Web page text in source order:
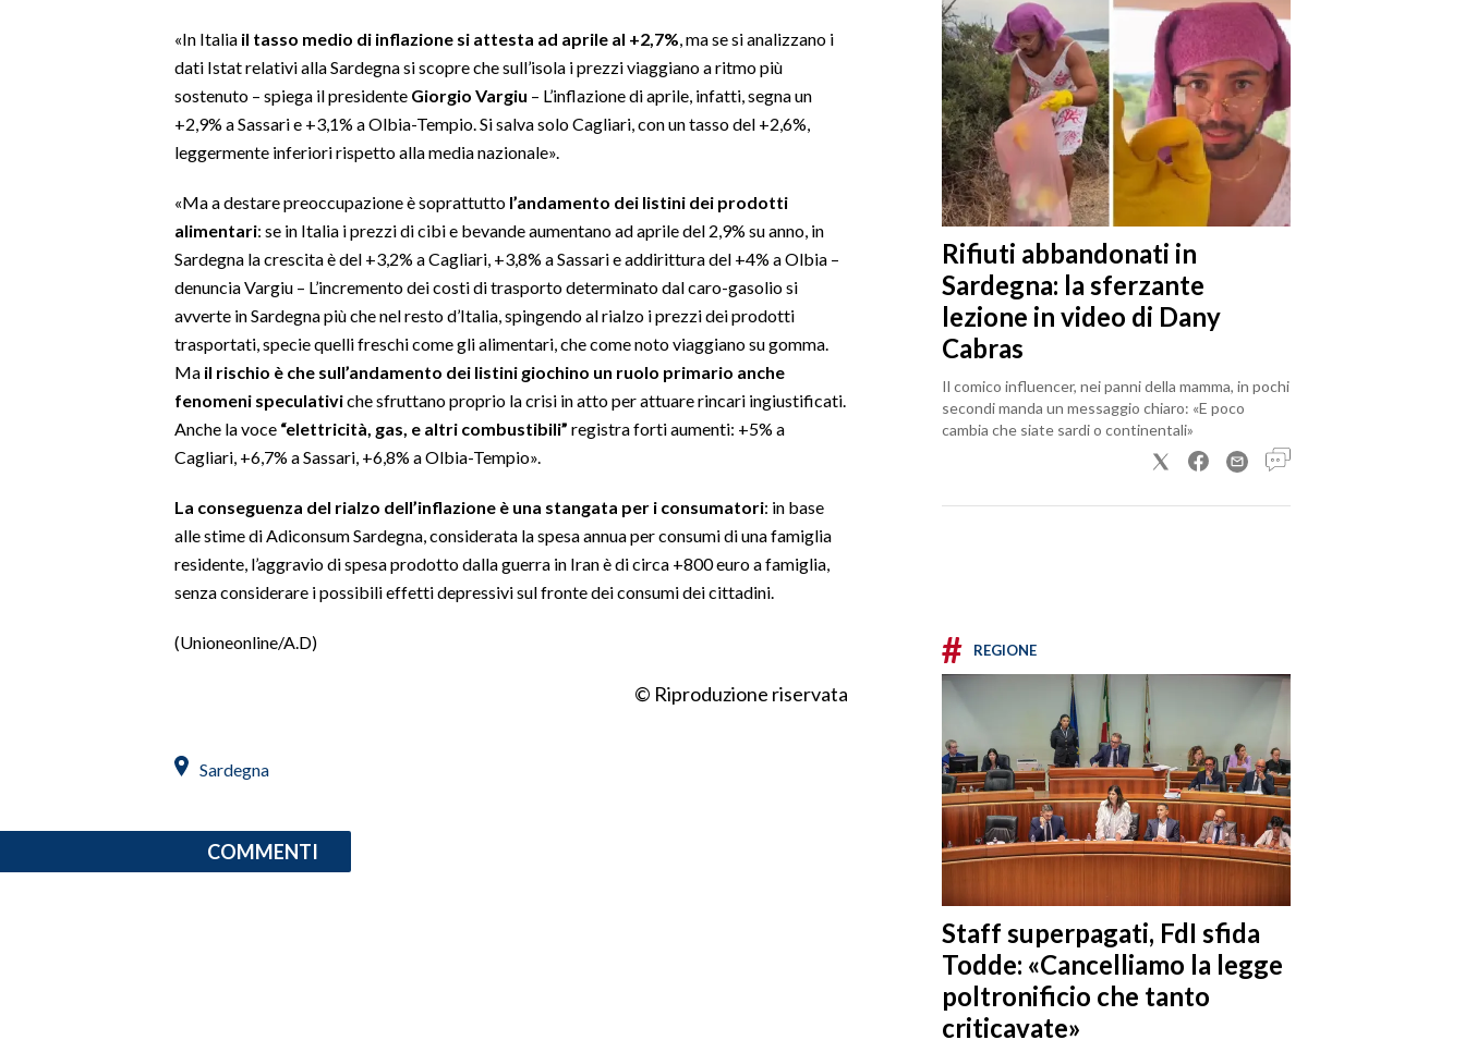
«In Italia il tasso medio di inflazione si attesta ad aprile al +2,7%, ma se si analizzano i
dati Istat relativi alla Sardegna si scopre che sull’isola i prezzi viaggiano a ritmo più
sostenuto – spiega il presidente Giorgio Vargiu – L’inflazione di aprile, infatti, segna un
+2,9% a Sassari e +3,1% a Olbia-Tempio. Si salva solo Cagliari, con un tasso del +2,6%,
leggermente inferiori rispetto alla media nazionale».
«Ma a destare preoccupazione è soprattutto l’andamento dei listini dei prodotti
alimentari: se in Italia i prezzi di cibi e bevande aumentano ad aprile del 2,9% su anno, in
Sardegna la crescita è del +3,2% a Cagliari, +3,8% a Sassari e addirittura del +4% a Olbia –
denuncia Vargiu – L’incremento dei costi di trasporto determinato dal caro-gasolio si
avverte in Sardegna più che nel resto d’Italia, spingendo al rialzo i prezzi dei prodotti
trasportati, specie quelli freschi come gli alimentari, che come noto viaggiano su gomma.
Ma il rischio è che sull’andamento dei listini giochino un ruolo primario anche
fenomeni speculativiche sfruttano proprio la crisi in atto per attuare rincari ingiustificati.
Anche la voce “elettricità, gas, e altri combustibili” registra forti aumenti: +5% a
Cagliari, +6,7% a Sassari, +6,8% a Olbia-Tempio».
La conseguenza del rialzo dell’inflazione è una stangata per i consumatori: in base
alle stime di Adiconsum Sardegna, considerata la spesa annua per consumi di una famiglia
residente, l’aggravio di spesa prodotto dalla guerra in Iran è di circa +800 euro a famiglia,
senza considerare i possibili effetti depressivi sul fronte dei consumi dei cittadini.
(Unioneonline/A.D)
© Riproduzione riservata
Sardegna
COMMENTI
Rifiuti abbandonati in
Sardegna: la sferzante
lezione in video di Dany
Cabras
Il comico influencer, nei panni della mamma, in pochi
secondi manda un messaggio chiaro: «E poco
cambia che siate sardi o continentali»
# REGIONE
Staff superpagati, FdI sfida
Todde: «Cancelliamo la legge
poltronificio che tanto
criticavate»